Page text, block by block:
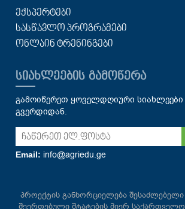
ᲔᲥᲡᲞᲔᲠᲢᲔᲑᲘ
ᲡᲐᲡᲬᲐᲕᲚᲝ ᲞᲠᲝᲒᲠᲐᲛᲔᲑᲘ
ᲝᲜᲚᲐᲘᲜ ᲢᲠᲔᲜᲘᲜᲒᲔᲑᲘ
ᲡᲘᲐᲮᲚᲔᲔᲑᲘᲡ ᲒᲐᲛᲝᲬᲔᲠᲐ
გამოიწერეთ ყოველდღიური სიახლეები
გვერდიდან.
Email: info@agriedu.ge
პროექტის განხორციელება შესაძლებელი
შეერთებული შტატების მიერ